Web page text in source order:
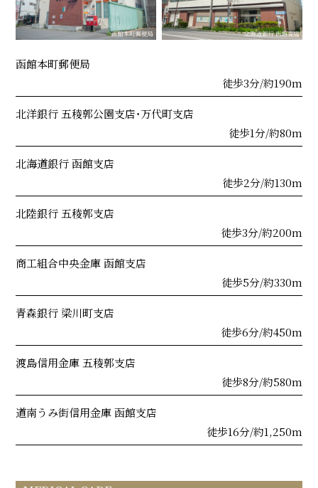
函館本町郵便局
徒歩3分/約190m
北洋銀行 五稜郭公園支店・万代町支店
徒歩1分/約80m
北海道銀行 函館支店
徒歩2分/約130m
北陸銀行 五稜郭支店
徒歩3分/約200m
商工組合中央金庫 函館支店
徒歩5分/約330m
青森銀行 梁川町支店
徒歩6分/約450m
渡島信用金庫 五稜郭支店
徒歩8分/約580m
道南うみ街信用金庫 函館支店
徒歩16分/約1,250m